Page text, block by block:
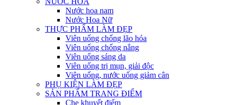
Nước hoa nam
Nước Hoa Nữ
THỰC PHẨM LÀM ĐẸP
Viên uống chống lão hóa
Viên uống chống nắng
Viên uống sáng da
Viên uống trị mụn, giải độc
Viên uống, nước uống giảm cân
PHỤ KIỆN LÀM ĐẸP
SẢN PHẨM TRANG ĐIỂM
Che khuyết điểm